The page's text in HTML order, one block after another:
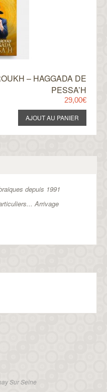
– HAGGADA DE
PESSA’H
29,00€
depuis 1991
Arrivage
Sur Seine